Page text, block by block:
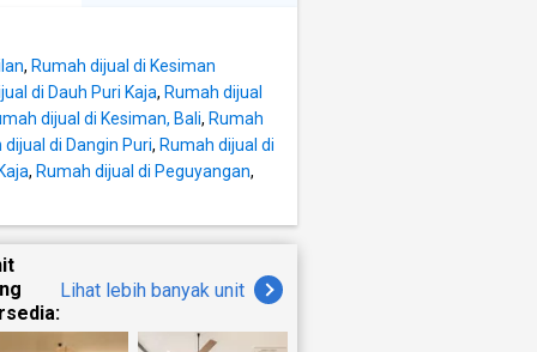
-
setiap
8
be
pool
-
, Rumah dijual di Kesiman
di Dauh Puri Kaja, Rumah dijual
dijual di Kesiman, Bali, Rumah
dijual di Dangin Puri, Rumah dijual di
, Rumah dijual di Peguyangan,
Lihat lebih banyak unit